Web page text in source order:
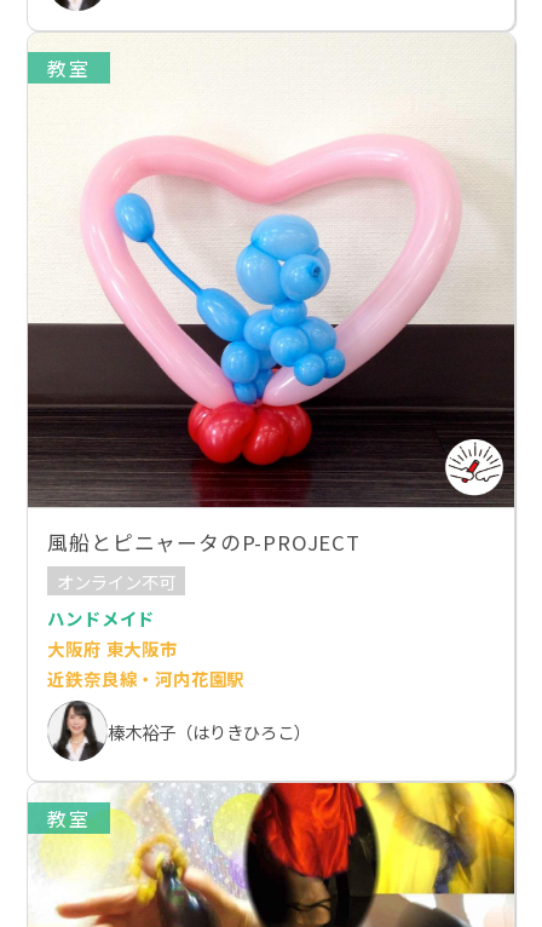
教室
風船とピニャータのP-PROJECT
オンライン不可
ハンドメイド
大阪府 東大阪市
近鉄奈良線・河内花園駅
榛木裕子（はりきひろこ）
教室